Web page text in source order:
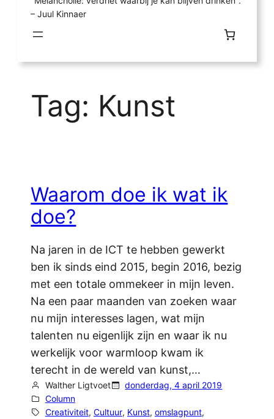
– Juul Kinnaer
Tag: Kunst
Waarom doe ik wat ik
doe?
Na jaren in de ICT te hebben gewerkt
ben ik sinds eind 2015, begin 2016, bezig
met een totale ommekeer in mijn leven.
Na een paar maanden van zoeken waar
nu mijn interesses lagen, wat mijn
talenten nu eigenlijk zijn en waar ik nu
werkelijk voor warmloop kwam ik
terecht in de wereld van kunst,…
Walther Ligtvoet
donderdag, 4 april 2019
Column
Creativiteit, Cultuur, Kunst, omslagpunt,